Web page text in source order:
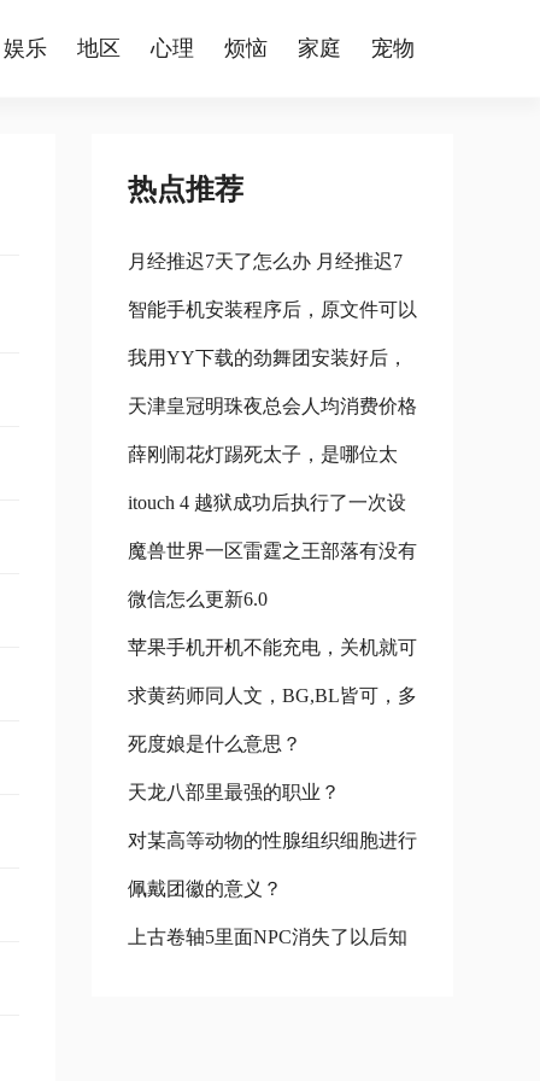
娱乐 地区 心理 烦恼 家庭 宠物
热点推荐
月经推迟7天了怎么办 月经推迟7
天怎么办.txt
智能手机安装程序后，原文件可以
删除吗？
我用YY下载的劲舞团安装好后，
在游戏里只能打拼音不能打字是怎
么回事？
天津皇冠明珠夜总会人均消费价格
薛刚闹花灯踢死太子，是哪位太
子？
itouch 4 越狱成功后执行了一次设
置里还原功能,现在开不了机了,要
么黑屏要么白苹果
魔兽世界一区雷霆之王部落有没有
基友一起玩
微信怎么更新6.0
苹果手机开机不能充电，关机就可
以充是怎么回事
求黄药师同人文，BG,BL皆可，多
多益善，谢谢~
死度娘是什么意思？
天龙八部里最强的职业？
对某高等动物的性腺组织细胞进行
荧光标记，等位基因A和a、B和b
分别被标记为黄色、绿色，在荧光
佩戴团徽的意义？
上古卷轴5里面NPC消失了以后知